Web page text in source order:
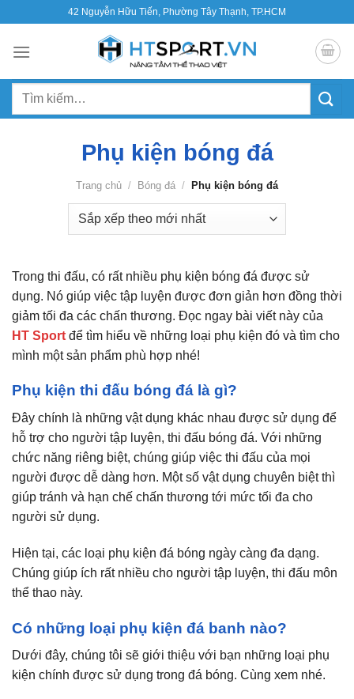
nội
42 Nguyễn Hữu Tiến, Phường Tây Thạnh, TP.HCM
Tìm
Phụ kiện bóng đá
Trang chủ / Bóng đá / Phụ kiện bóng đá
Trong thi đấu, có rất nhiều phụ kiện bóng đá được sử
dụng. Nó giúp việc tập luyện được đơn giản hơn đồng thời
giảm tối đa các chấn thương. Đọc ngay bài viết này của
HT Sport để tìm hiểu về những loại phụ kiện đó và tìm cho
mình một sản phẩm phù hợp nhé!
Phụ kiện thi đấu bóng đá là gì?
Đây chính là những vật dụng khác nhau được sử dụng để
hỗ trợ cho người tập luyện, thi đấu bóng đá. Với những
chức năng riêng biệt, chúng giúp việc thi đấu của mọi
người được dễ dàng hơn. Một số vật dụng chuyên biệt thì
giúp tránh và hạn chế chấn thương tới mức tối đa cho
người sử dụng.
Hiện tại, các loại phụ kiện đá bóng ngày càng đa dạng.
Chúng giúp ích rất nhiều cho người tập luyện, thi đấu môn
thể thao này.
Có những loại phụ kiện đá banh nào?
Dưới đây, chúng tôi sẽ giới thiệu với bạn những loại phụ
kiện chính được sử dụng trong đá bóng. Cùng xem nhé.